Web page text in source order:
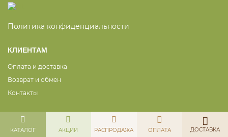
КАТАЛОГ АКЦИИ РАСПРОДАЖА ОПЛАТА ДОСТАВКА
Политика конфиденциальности
КЛИЕНТАМ
Оплата и доставка
Возврат и обмен
Контакты